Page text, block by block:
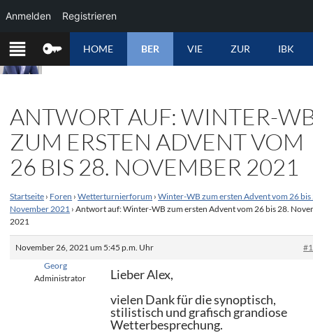
ZUM
INHALT
SPRINGEN
HOME BER VIE ZUR IBK
ANTWORT AUF: WINTER-
ZUM ERSTEN ADVENT VOM
26 BIS 28. NOVEMBER 2021
Startseite › Foren › Wetterturnierforum › Winter-WB zum ersten Advent vom 26 bis
November 2021 › Antwort auf: Winter-WB zum ersten Advent vom 26 bis 28.
2021
November 26, 2021 um 5:45 p.m. Uhr
Georg
Administrator
Lieber Alex,
vielen Dank für die synoptisch,
stilistisch und grafisch grandiose
Wetterbesprechung.
Anmelden Registrieren